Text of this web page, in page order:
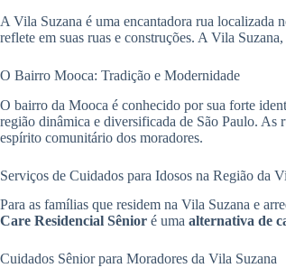
A Vila Suzana é uma encantadora rua localizada
reflete em suas ruas e construções. A Vila
O Bairro Mooca: Tradição e Modernidade
O bairro da Mooca é conhecido por sua forte
região dinâmica e diversificada de São Paulo. As
espírito comunitário dos moradores.
Serviços de Cuidados para Idosos na Região da
Para as famílias que residem na Vila Suzana e
Care Residencial Sênior é uma alternativa de
Cuidados Sênior para Moradores da Vila Suzana